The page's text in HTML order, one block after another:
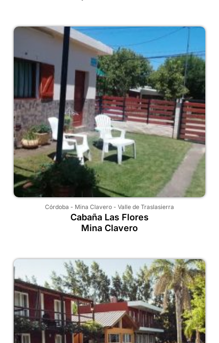
Córdoba - Mina Clavero - Valle de Traslasierra
Cabaña Las Flores
Mina Clavero